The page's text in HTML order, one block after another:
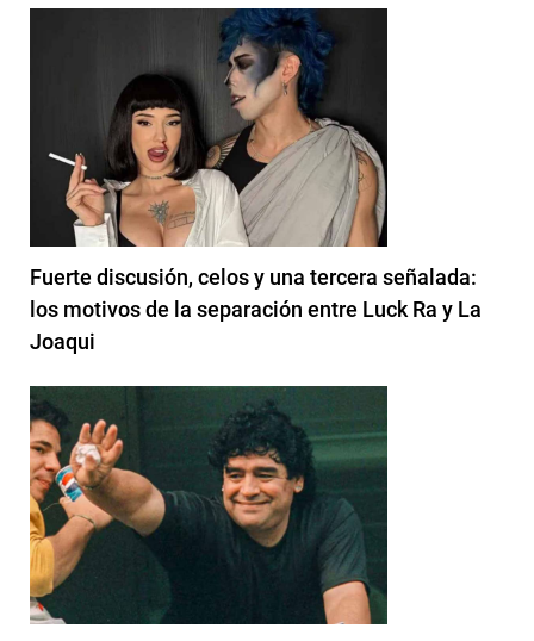
Fuerte discusión, celos y una tercera señalada:
los motivos de la separación entre Luck Ra y La
Joaqui